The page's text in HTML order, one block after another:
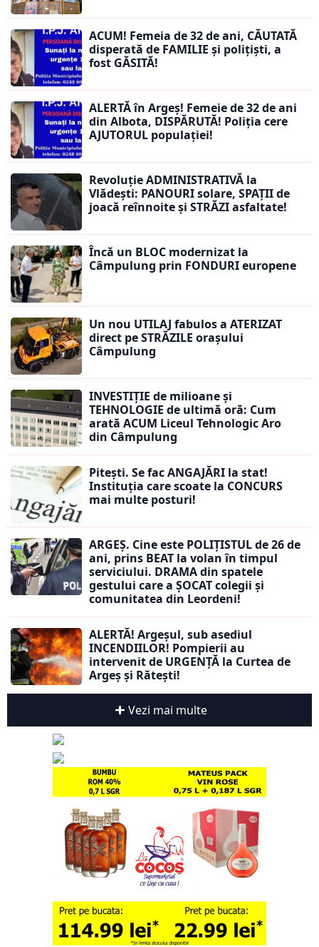
ACUM! Femeia de 32 de ani, CĂUTATĂ
disperată de FAMILIE și polițiști, a
fost GĂSITĂ!
ALERTĂ în Argeș! Femeie de 32 de ani
din Albota, DISPĂRUTĂ! Poliția cere
AJUTORUL populației!
Revoluție ADMINISTRATIVĂ la
Vlădești: PANOURI solare, SPAȚII de
joacă reînnoite și STRĂZI asfaltate!
Încă un BLOC modernizat la
Câmpulung prin FONDURI europene
Un nou UTILAJ fabulos a ATERIZAT
direct pe STRĂZILE orașului
Câmpulung
INVESTIȚIE de milioane și
TEHNOLOGIE de ultimă oră: Cum
arată ACUM Liceul Tehnologic Aro
din Câmpulung
Pitești. Se fac ANGAJĂRI la stat!
Instituția care scoate la CONCURS
mai multe posturi!
ARGEȘ. Cine este POLIȚISTUL de 26 de
ani, prins BEAT la volan în timpul
serviciului. DRAMA din spatele
gestului care a ȘOCAT colegii și
comunitatea din Leordeni!
ALERTĂ! Argeșul, sub asediul
INCENDIILOR! Pompierii au
intervenit de URGENȚĂ la Curtea de
Argeș și Rătești!
Vezi mai multe